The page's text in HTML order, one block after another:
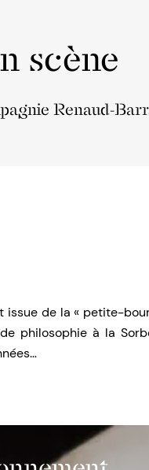
scène
Renaud-
issue de la « petite-
philosophie à la